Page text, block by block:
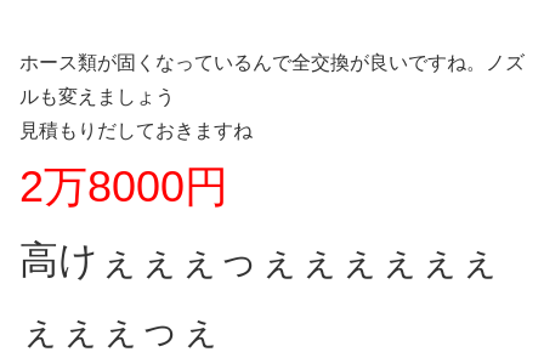
ホース類が固くなっているんで全交換が良いですね。ノズ
ルも変えましょう
見積もりだしておきますね
2万8000円
高けぇぇぇっぇぇぇぇぇぇ
ぇぇぇっぇ